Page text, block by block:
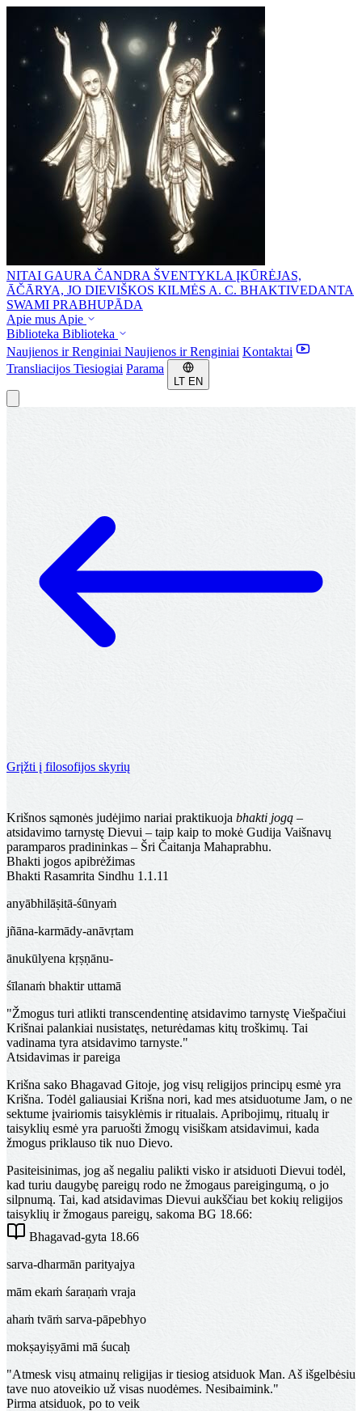
NITAI GAURA ČANDRA ŠVENTYKLA ĮKŪRĖJAS,
ĀČĀRYA, JO DIEVIŠKOS KILMĖS A. C. BHAKTIVEDANTA
SWAMI PRABHUPĀDA
Apie mus Apie
Biblioteka Biblioteka
Naujienos ir Renginiai Naujienos ir Renginiai Kontaktai
Transliacijos Tiesiogiai Parama
LT EN
Grįžti į filosofijos skyrių
Krišnos sąmonės judėjimo nariai praktikuoja bhakti jogą –
atsidavimo tarnystę Dievui – taip kaip to mokė Gudija Vaišnavų
paramparos pradininkas – Šri Čaitanja Mahaprabhu.
Bhakti jogos apibrėžimas
Bhakti Rasamrita Sindhu 1.1.11
anyābhilāṣitā-śūnyaṁ
jñāna-karmādy-anāvṛtam
ānukūlyena kṛṣṇānu-
śīlanaṁ bhaktir uttamā
"Žmogus turi atlikti transcendentinę atsidavimo tarnystę Viešpačiui
Krišnai palankiai nusistatęs, neturėdamas kitų troškimų. Tai
vadinama tyra atsidavimo tarnyste."
Atsidavimas ir pareiga
Krišna sako Bhagavad Gitoje, jog visų religijos principų esmė yra
Krišna. Todėl galiausiai Krišna nori, kad mes atsiduotume Jam, o ne
sektume įvairiomis taisyklėmis ir ritualais. Apribojimų, ritualų ir
taisyklių esmė yra paruošti žmogų visiškam atsidavimui, kada
žmogus priklauso tik nuo Dievo.
Pasiteisinimas, jog aš negaliu palikti visko ir atsiduoti Dievui todėl,
kad turiu daugybę pareigų rodo ne žmogaus pareigingumą, o jo
silpnumą. Tai, kad atsidavimas Dievui aukščiau bet kokių religijos
taisyklių ir žmogaus pareigų, sakoma BG 18.66:
Bhagavad-gyta 18.66
sarva-dharmān parityajya
mām ekaṁ śaraṇaṁ vraja
ahaṁ tvāṁ sarva-pāpebhyo
mokṣayiṣyāmi mā śucaḥ
"Atmesk visų atmainų religijas ir tiesiog atsiduok Man. Aš išgelbėsiu
tave nuo atoveikio už visas nuodėmes. Nesibaimink."
Pirma atsiduok, po to veik